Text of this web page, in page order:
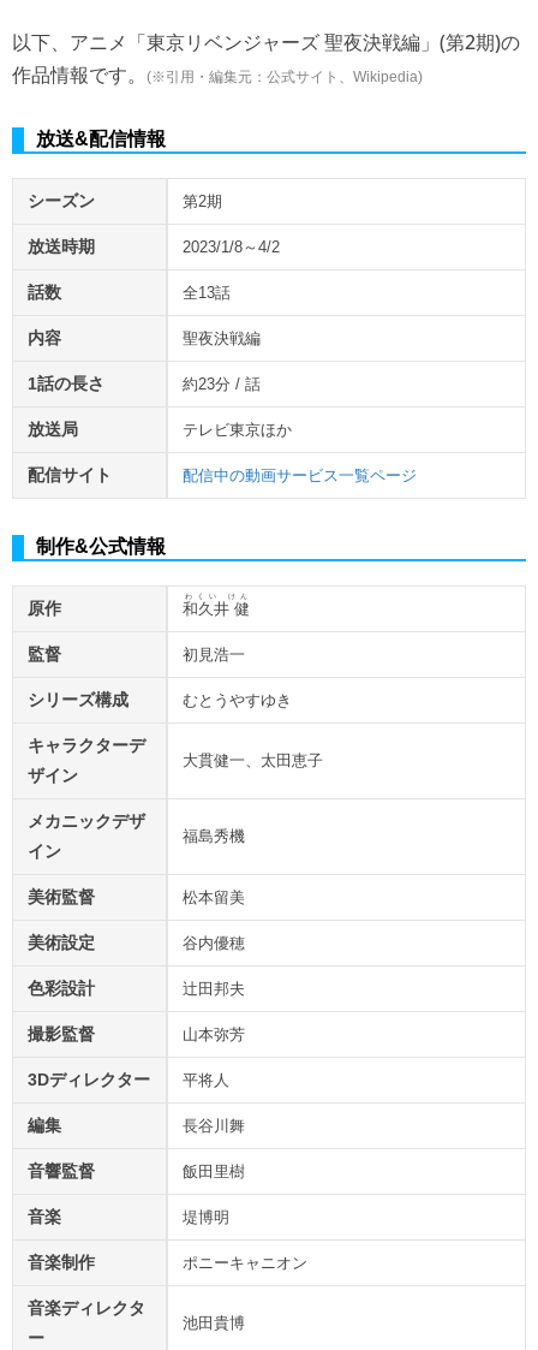
以下、アニメ「東京リベンジャーズ 聖夜決戦編」(第2期)の
作品情報です。
(※引用・編集元：公式サイト、Wikipedia)
放送&配信情報
シーズン 第2期
放送時期 2023/1/8～4/2
話数 全13話
内容 聖夜決戦編
1話の長さ 約23分 / 話
放送局 テレビ東京ほか
配信サイト 配信中の動画サービス一覧ページ
制作&公式情報
原作 和久井 健
わくい けん
監督 初見浩一
シリーズ構成 むとうやすゆき
キャラクターデ
ザイン
大貫健一、太田恵子
メカニックデザ
イン
福島秀機
美術監督 松本留美
美術設定 谷内優穂
色彩設計 辻田邦夫
撮影監督 山本弥芳
3Dディレクター 平将人
編集 長谷川舞
音響監督 飯田里樹
音楽 堤博明
音楽制作 ポニーキャニオン
音楽ディレクタ
ー
池田貴博